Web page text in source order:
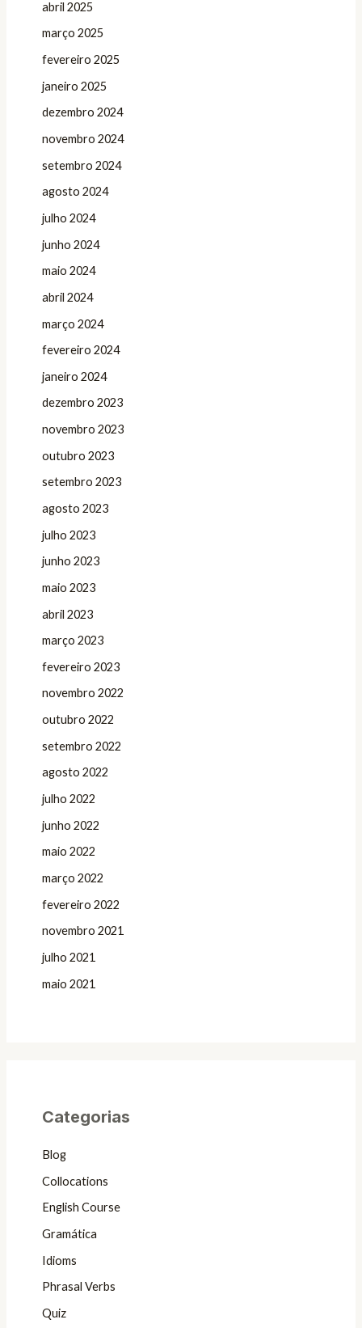
abril 2025
março 2025
fevereiro 2025
janeiro 2025
dezembro 2024
novembro 2024
setembro 2024
agosto 2024
julho 2024
junho 2024
maio 2024
abril 2024
março 2024
fevereiro 2024
janeiro 2024
dezembro 2023
novembro 2023
outubro 2023
setembro 2023
agosto 2023
julho 2023
junho 2023
maio 2023
abril 2023
março 2023
fevereiro 2023
novembro 2022
outubro 2022
setembro 2022
agosto 2022
julho 2022
junho 2022
maio 2022
março 2022
fevereiro 2022
novembro 2021
julho 2021
maio 2021
Categorias
Blog
Collocations
English Course
Gramática
Idioms
Phrasal Verbs
Quiz